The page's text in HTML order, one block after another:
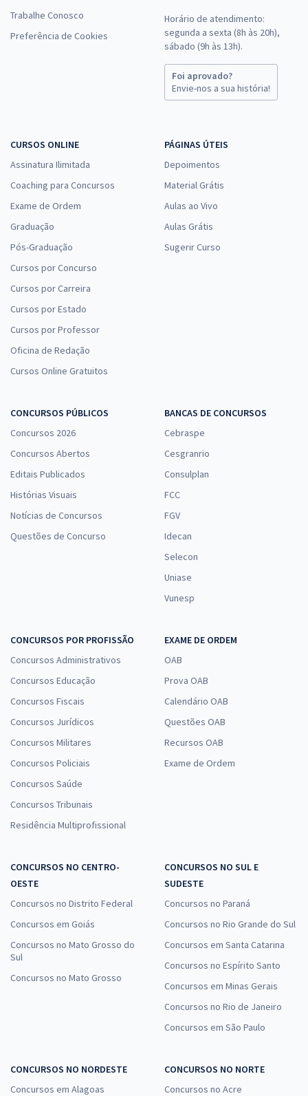
Trabalhe Conosco
Preferência de Cookies
Horário de atendimento:
segunda a sexta (8h às 20h),
sábado (9h às 13h).
Foi aprovado?
Envie-nos a sua história!
CURSOS ONLINE
Assinatura Ilimitada
Coaching para Concursos
Exame de Ordem
Graduação
Pós-Graduação
Cursos por Concurso
Cursos por Carreira
Cursos por Estado
Cursos por Professor
Oficina de Redação
Cursos Online Gratuitos
PÁGINAS ÚTEIS
Depoimentos
Material Grátis
Aulas ao Vivo
Aulas Grátis
Sugerir Curso
CONCURSOS PÚBLICOS
Concursos 2026
Concursos Abertos
Editais Publicados
Histórias Visuais
Notícias de Concursos
Questões de Concurso
BANCAS DE CONCURSOS
Cebraspe
Cesgranrio
Consulplan
FCC
FGV
Idecan
Selecon
Uniase
Vunesp
CONCURSOS POR PROFISSÃO
Concursos Administrativos
Concursos Educação
Concursos Fiscais
Concursos Jurídicos
Concursos Militares
Concursos Policiais
Concursos Saúde
Concursos Tribunais
Residência Multiprofissional
EXAME DE ORDEM
OAB
Prova OAB
Calendário OAB
Questões OAB
Recursos OAB
Exame de Ordem
CONCURSOS NO CENTRO-
OESTE
Concursos no Distrito Federal
Concursos em Goiás
Concursos no Mato Grosso do
Sul
Concursos no Mato Grosso
CONCURSOS NO SUL E
SUDESTE
Concursos no Paraná
Concursos no Rio Grande do Sul
Concursos em Santa Catarina
Concursos no Espírito Santo
Concursos em Minas Gerais
Concursos no Rio de Janeiro
Concursos em São Paulo
CONCURSOS NO NORDESTE
Concursos em Alagoas
CONCURSOS NO NORTE
Concursos no Acre